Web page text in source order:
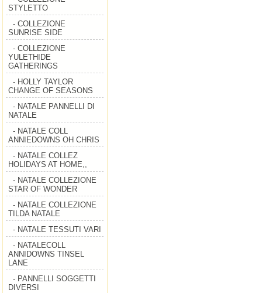
STYLETTO
- COLLEZIONE
SUNRISE SIDE
- COLLEZIONE
YULETHIDE
GATHERINGS
- HOLLY TAYLOR
CHANGE OF SEASONS
- NATALE PANNELLI DI
NATALE
- NATALE COLL
ANNIEDOWNS OH CHRIS
- NATALE COLLEZ
HOLIDAYS AT HOME,,
- NATALE COLLEZIONE
STAR OF WONDER
- NATALE COLLEZIONE
TILDA NATALE
- NATALE TESSUTI VARI
- NATALECOLL
ANNIDOWNS TINSEL
LANE
- PANNELLI SOGGETTI
DIVERSI